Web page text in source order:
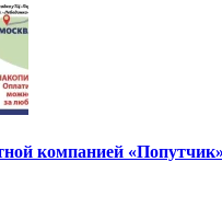
компанией «Попутчик»